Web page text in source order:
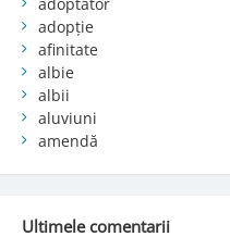
adopție
afinitate
albie
albii
aluviuni
amendă
Ultimele comentarii